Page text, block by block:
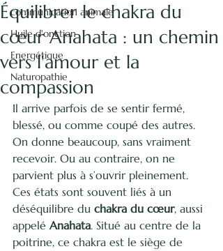
Communication Animale
communication animale
Huile d'onction
Energétique
Naturopathie
Équilibrer le chakra du
cœur Anahata : un chemin
vers l'amour et la
compassion
Il arrive parfois de se sentir fermé,
blessé, ou comme coupé des autres.
On donne beaucoup, sans vraiment
recevoir. Ou au contraire, on ne
parvient plus à s’ouvrir pleinement.
Ces états sont souvent liés à un
déséquilibre du chakra du cœur, aussi
appelé Anahata. Situé au centre de la
poitrine, ce chakra est le siège de